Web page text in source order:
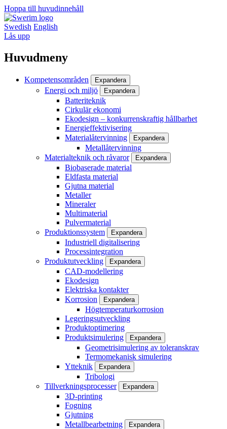
Hoppa till huvudinnehåll
Swedish English
Lås upp
Huvudmeny
Kompetensområden Expandera
Energi och miljö Expandera
Batteriteknik
Cirkulär ekonomi
Ekodesign – konkurrenskraftig hållbarhet
Energieffektivisering
Materialåtervinning
Expandera
Metallåtervinning
Materialteknik och råvaror
Expandera
Biobaserade material
Eldfasta material
Gjutna material
Metaller
Mineraler
Multimaterial
Pulvermaterial
Produktionssystem
Expandera
Industriell digitalisering
Processintegration
Produktutveckling
Expandera
CAD-modellering
Ekodesign
Elektriska kontakter
Korrosion
Expandera
Högtemperaturkorrosion
Legeringsutveckling
Produktoptimering
Produktsimulering
Expandera
Geometrisimulering av toleranskrav
Termomekanisk simulering
Ytteknik
Expandera
Tribologi
Tillverkningsprocesser
Expandera
3D-printing
Fogning
Gjutning
Metallbearbetning
Expandera